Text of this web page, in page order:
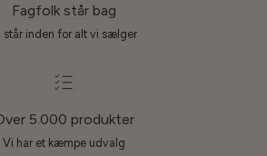
Fagfolk står bag
står inden for alt vi sælger
5.000 produkter
Vi har et kæmpe udvalg